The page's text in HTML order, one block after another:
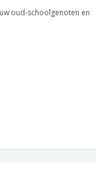
oud-schoolgenoten en